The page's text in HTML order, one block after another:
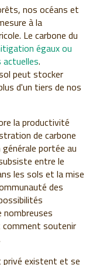
nos océans et
à la
Le carbone du
égaux ou
actuelles.
peut stocker
d'un tiers de nos
la productivité
de carbone
portée au
entre le
les sols et la mise
des
soutenir
privé existent et se